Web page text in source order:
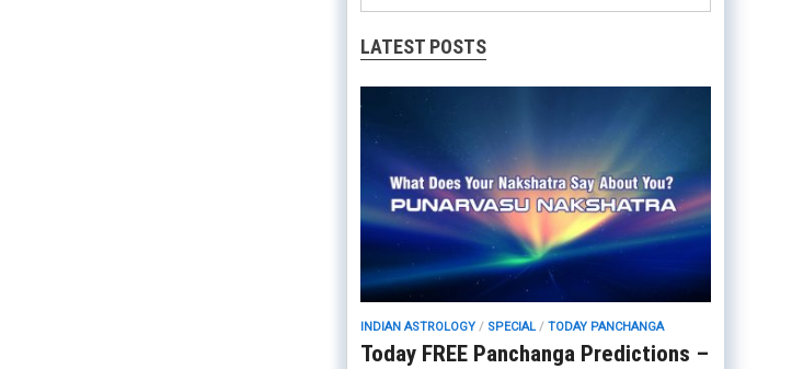
LATEST POSTS
INDIAN ASTROLOGY / SPECIAL/TODAY PANCHANGA
Today FREE Panchanga Predictions –